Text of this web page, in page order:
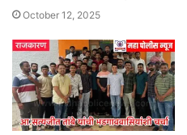
October 12, 2025